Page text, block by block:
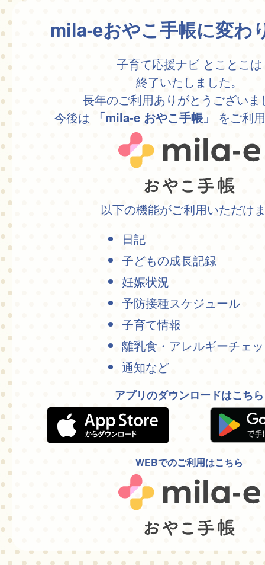
mila-eおやこ手帳に変わ
子育て応援ナビ とことこは
終了いたしました。
長年のご利用ありがとうございま
今後は
「mila-e おやこ手帳」 をご利
以下の機能がご利用いただけ
日記
子どもの成長記録
妊娠状況
予防接種スケジュール
子育て情報
離乳食・アレルギーチェ
通知など
アプリのダウンロードはこちら
WEBでのご利用はこちら